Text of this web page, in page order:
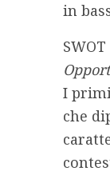
in
I
che